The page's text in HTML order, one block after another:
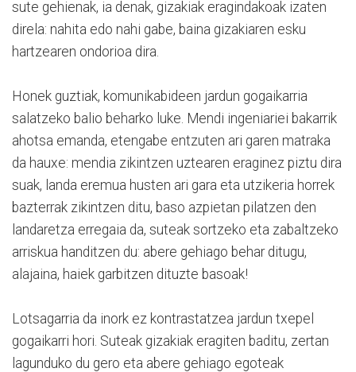
sute gehienak, ia denak, gizakiak eragindakoak izaten
direla: nahita edo nahi gabe, baina gizakiaren esku
hartzearen ondorioa dira.
Honek guztiak, komunikabideen jardun gogaikarria
salatzeko balio beharko luke. Mendi ingeniariei bakarrik
ahotsa emanda, etengabe entzuten ari garen matraka
da hauxe: mendia zikintzen uztearen eraginez piztu dira
suak, landa eremua husten ari gara eta utzikeria horrek
bazterrak zikintzen ditu, baso azpietan pilatzen den
landaretza erregaia da, suteak sortzeko eta zabaltzeko
arriskua handitzen du: abere gehiago behar ditugu,
alajaina, haiek garbitzen dituzte basoak!
Lotsagarria da inork ez kontrastatzea jardun txepel
gogaikarri hori. Suteak gizakiak eragiten baditu, zertan
lagunduko du gero eta abere gehiago egoteak